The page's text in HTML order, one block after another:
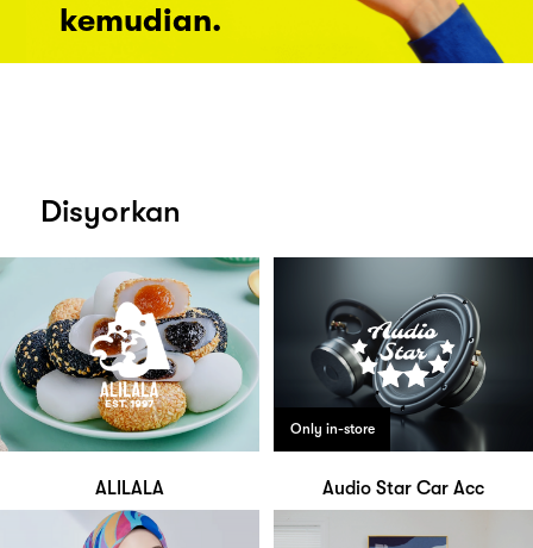
kemudian.
Disyorkan
ALILALA
Only in-store
Audio Star Car Acc